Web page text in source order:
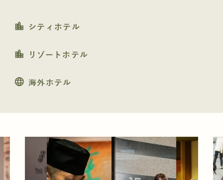
location_city シティホテル
location_city リゾートホテル
language 海外ホテル